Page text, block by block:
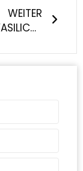
WEITER
Verfügt LYASILICONE über die Fähigkeit zum Two-Shot-Spritzgießen, Overmolding und Multi-Material-Molding?